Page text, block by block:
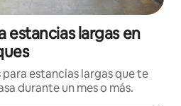
estancias largas en
estancias largas que te
durante un mes o más.